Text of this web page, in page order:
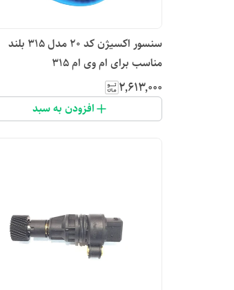
سنسور اکسیژن کد ۲۰ مدل 315 بلند
مناسب برای ام وی ام 315
۲٬۶۱۳٬۰۰۰
افزودن به سبد